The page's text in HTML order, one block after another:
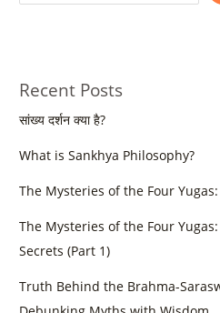
Recent Posts
सांख्य दर्शन क्या है?
What is Sankhya Philosophy?
The Mysteries of the Four
The Mysteries of the Four
Secrets (Part 1)
Truth Behind the Brahma-